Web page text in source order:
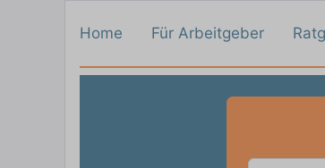
Home Für Arbeitgeber